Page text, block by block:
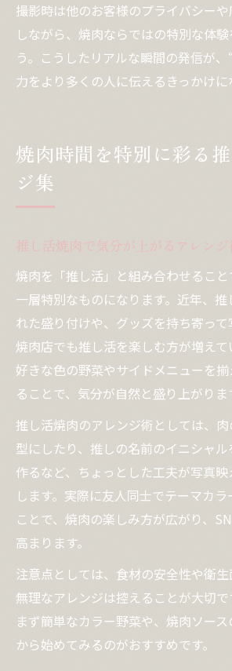
撮影時は他のお客様のプライバシー
しながら、焼肉ならではの特別な体
う。こうしたリアルな瞬間の発信が
力をより多くの人に伝えるきっかけに
焼肉時間を特別に彩る
ジ集
推し活焼肉で気分が上がるアレンジ
焼肉を「推し活」と組み合わせるこ
一層特別なものになります。近年、
れた盛り付けや、グッズを持ち寄って
焼肉店でも推し活を楽しむ方が増えて
好きな色の野菜やサイドメニューを
ることで、気分が自然と盛り上がりま
推し活焼肉のアレンジ術としては、
型にしたり、推しの名前のイニシャ
作るなど、ちょっとした工夫が写真
します。実際に友人同士でテーマカ
ことで、焼肉の楽しみ方が広がり、
高まります。
注意点としては、食材の安全性や衛生
無理なアレンジは控えることが大切
まず簡単なカラー野菜や、焼肉ソー
から始めてみるのがおすすめです。